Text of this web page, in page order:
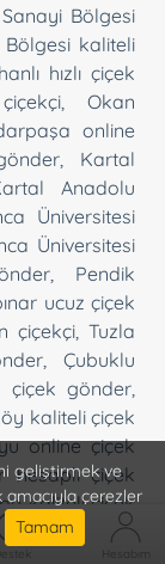
Bölgesi
kaliteli
hızlı çiçek
,Okan
online
Kartal
Anadolu
Üniversitesi
Üniversitesi
Pendik
ucuz çiçek
çiçekçi ,Tuzla
, Çubuklu
çiçek gönder
kaliteli çiçek
online çiçek
hesaplı çiçek
kaliteli çiçek
ucuz
Hesabım
geliştirmek ve
amacıyla çerezler
Tamam